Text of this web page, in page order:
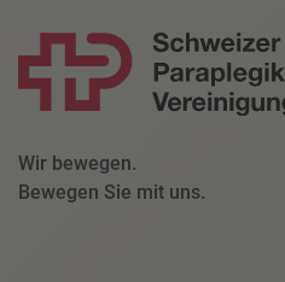
Wir bewegen.
Bewegen Sie mit uns.